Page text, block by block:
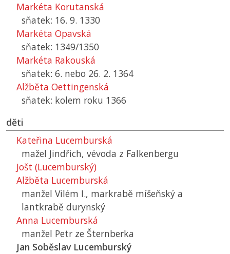
Markéta Korutanská
sňatek: 16. 9. 1330
Markéta Opavská
sňatek: 1349/1350
Markéta Rakouská
sňatek: 6. nebo 26. 2. 1364
Alžběta Oettingenská
sňatek: kolem roku 1366
děti
Kateřina Lucemburská
mažel Jindřich, vévoda z Falkenbergu
Jošt (Lucemburský)
Alžběta Lucemburská
manžel Vilém I., markrabě míšeňský a
lantkrabě durynský
Anna Lucemburská
manžel Petr ze Šternberka
Jan Soběslav Lucemburský